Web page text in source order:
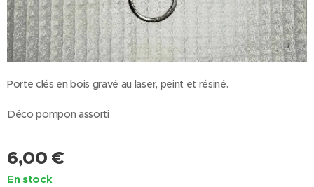
Porte clés en bois gravé au laser, peint et résiné.
Déco pompon assorti
6,00 €
En stock